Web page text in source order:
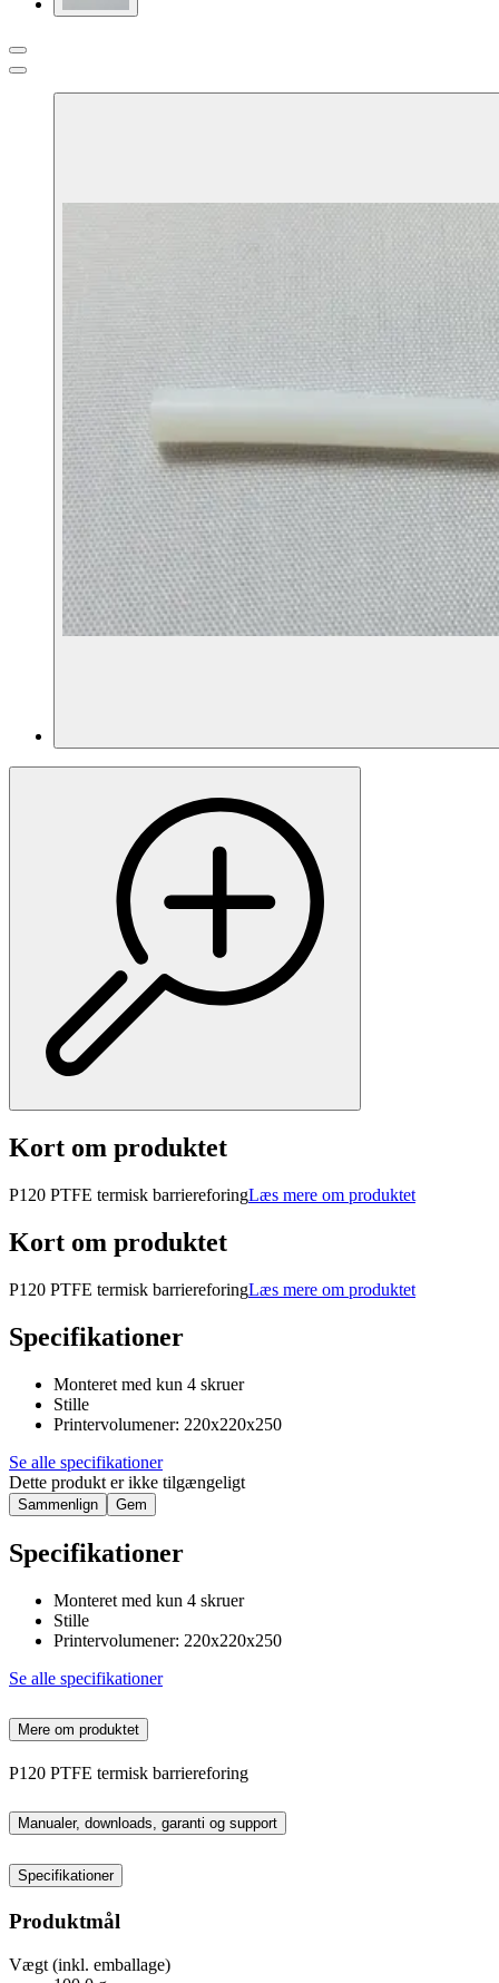
Kort om produktet
P120 PTFE termisk barriereforingLæs mere om produktet
Kort om produktet
P120 PTFE termisk barriereforingLæs mere om produktet
Specifikationer
Monteret med kun 4 skruer
Stille
Printervolumener: 220x220x250
Se alle specifikationer
Dette produkt er ikke tilgængeligt
Sammenlign Gem
Specifikationer
Monteret med kun 4 skruer
Stille
Printervolumener: 220x220x250
Se alle specifikationer
Mere om produktet
P120 PTFE termisk barriereforing
Manualer, downloads, garanti og support
Specifikationer
Produktmål
Vægt (inkl. emballage)